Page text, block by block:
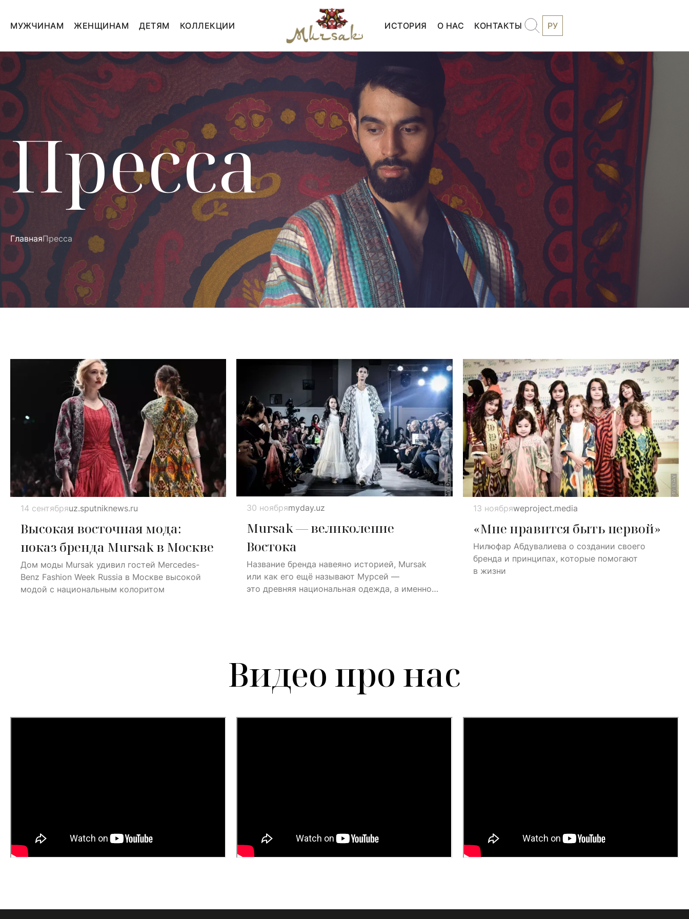
МУЖЧИНАМ ЖЕНЩИНАМ ДЕТЯМ КОЛЛЕКЦИИ ИСТОРИЯ О НАС КОНТАКТЫ РУ
Пресса
ГлавнаяПресса
14 сентябряuz.sputniknews.ru
Высокая восточная мода:
показ бренда Mursak в Москве
Дом моды Mursak удивил гостей Mercedes-
Benz Fashion Week Russia в Москве высокой
модой с национальным колоритом
30 ноябряmyday.uz
Mursak — великолепие
Востока
Название бренда навеяно историей, Mursak
или как его ещё называют Мурсей —
это древняя национальная одежда, а именно
13 ноябряweproject.media
«Мне нравится быть первой»
Нилюфар Абдувалиева о создании своего
бренда и принципах, которые помогают
в жизни
Видео про нас